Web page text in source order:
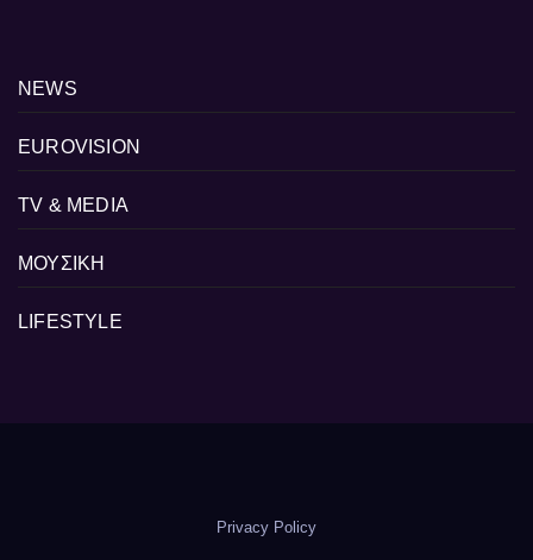
NEWS
EUROVISION
TV & MEDIA
ΜΟΥΣΙΚΗ
LIFESTYLE
Privacy Policy